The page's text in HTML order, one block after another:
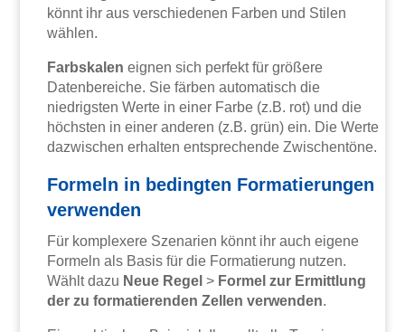
könnt ihr aus verschiedenen Farben und Stilen
wählen.
Farbskalen eignen sich perfekt für größere
Datenbereiche. Sie färben automatisch die
niedrigsten Werte in einer Farbe (z.B. rot) und die
höchsten in einer anderen (z.B. grün) ein. Die Werte
dazwischen erhalten entsprechende Zwischentöne.
Formeln in bedingten Formatierungen
verwenden
Für komplexere Szenarien könnt ihr auch eigene
Formeln als Basis für die Formatierung nutzen.
Wählt dazu Neue Regel > Formel zur Ermittlung
der zu formatierenden Zellen verwenden.